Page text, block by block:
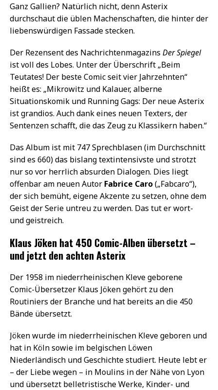
Ganz Gallien? Natürlich nicht, denn Asterix
durchschaut die üblen Machenschaften, die hinter der
liebenswürdigen Fassade stecken.
Der Rezensent des Nachrichtenmagazins Der Spiegel
ist voll des Lobes. Unter der Überschrift „Beim
Teutates! Der beste Comic seit vier Jahrzehnten“
heißt es: „Mikrowitz und Kalauer, alberne
Situationskomik und Running Gags: Der neue Asterix
ist grandios. Auch dank eines neuen Texters, der
Sentenzen schafft, die das Zeug zu Klassikern haben.“
Das Album ist mit 747 Sprechblasen (im Durchschnitt
sind es 660) das bislang textintensivste und strotzt
nur so vor herrlich absurden Dialogen. Dies liegt
offenbar am neuen Autor Fabrice Caro(„Fabcaro“),
der sich bemüht, eigene Akzente zu setzen, ohne dem
Geist der Serie untreu zu werden. Das tut er wort-
und geistreich.
Klaus Jöken hat 450 Comic-Alben übersetzt –
und jetzt den achten Asterix
Der 1958 im niederrheinischen Kleve geborene
Comic-Übersetzer Klaus Jöken gehört zu den
Routiniers der Branche und hat bereits an die 450
Bände übersetzt.
Jöken wurde im niederrheinischen Kleve geboren und
hat in Köln sowie im belgischen Löwen
Niederländisch und Geschichte studiert. Heute lebt er
– der Liebe wegen – in Moulins in der Nähe von Lyon
und übersetzt belletristische Werke, Kinder- und